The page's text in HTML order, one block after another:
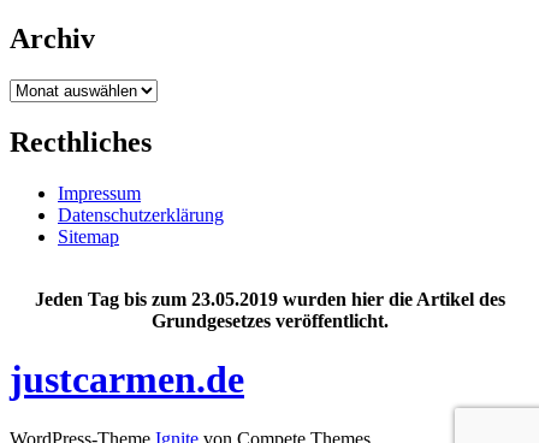
Archiv
Archiv
Recthliches
Impressum
Datenschutzerklärung
Sitemap
Jeden Tag bis zum 23.05.2019 wurden hier die Artikel des
Grundgesetzes veröffentlicht.
justcarmen.de
WordPress-Theme Ignite von Compete Themes.